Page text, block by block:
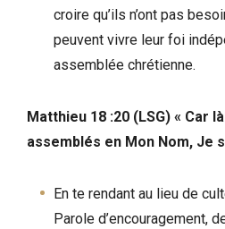
croire qu’ils n’ont pas
peuvent vivre leur foi
assemblée chrétienne.
Matthieu 18 :20 (LSG) « Car
assemblés en Mon Nom, Je
En te rendant au lieu de
Parole d’encouragement,